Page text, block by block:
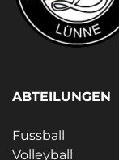
ABTEILUNGEN
Fussball
Volleyball